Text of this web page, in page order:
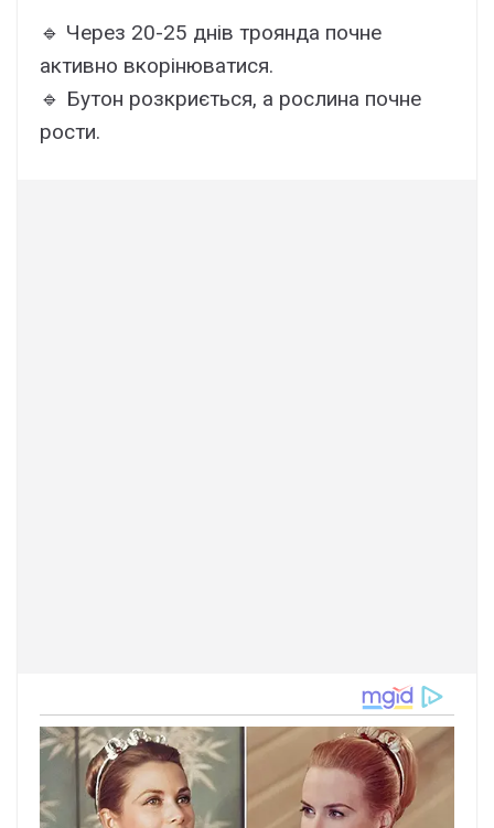
🔹 Через 20-25 днів троянда почне
активно вкорінюватися.
🔹 Бутон розкриється, а рослина почне
рости.